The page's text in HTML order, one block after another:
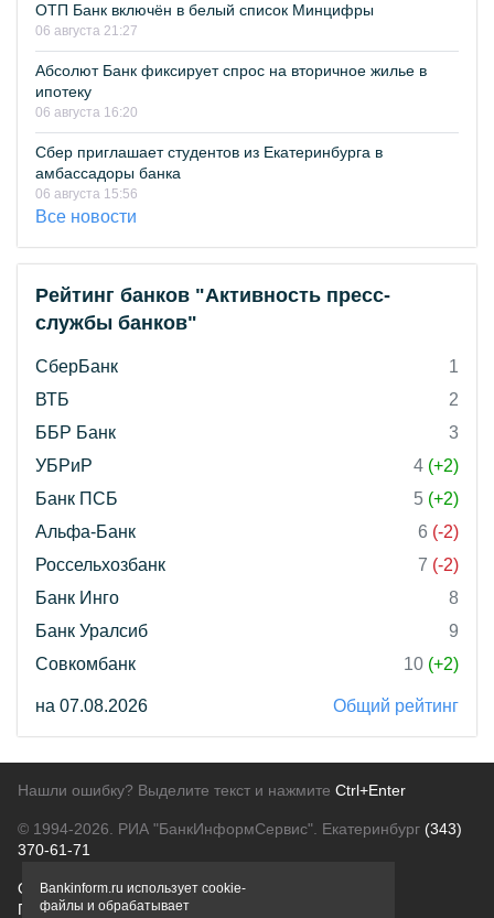
ОТП Банк включён в белый список Минцифры
06 августа 21:27
Абсолют Банк фиксирует спрос на вторичное жилье в
ипотеку
06 августа 16:20
Сбер приглашает студентов из Екатеринбурга в
амбассадоры банка
06 августа 15:56
Все новости
Рейтинг банков "Активность пресс-
службы банков"
СберБанк
1
ВТБ
2
ББР Банк
3
УБРиР
4 (+2)
Банк ПСБ
5 (+2)
Альфа-Банк
6 (-2)
Россельхозбанк
7 (-2)
Банк Инго
8
Банк Уралсиб
9
Совкомбанк
10 (+2)
на 07.08.2026 Общий рейтинг
Нашли ошибку? Выделите текст и нажмите Ctrl+Enter
© 1994-2026. РИА "БанкИнформСервис". Екатеринбург (343)
370-61-71
О проектеПолитика конфиденциальности
Правовая информацияДля рекламодателей
Bankinform.ru использует cookie-
файлы и обрабатывает